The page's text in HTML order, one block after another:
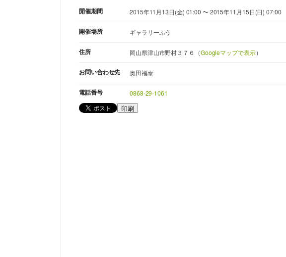
開催期間 2015年11月13日(金) 01:00 〜 2015年11月15日(日) 07:00
開催場所 ギャラリーふう
住所 岡山県津山市野村３７６（Googleマップで表示）
お問い合わせ先 奥田福泰
電話番号 0868-29-1061
印刷